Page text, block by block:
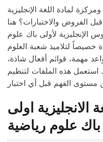
لمادة اللغة الإنجليزية
الفروض والاختبارات؟ هنا
لأولى باك علوم
خصيصاً لتلاميذ شعبة العلوم
مهمة، قوائم أفعال شاذة،
استعمل هذه الملفات لتنظيم
اولى
باك علوم رياضية